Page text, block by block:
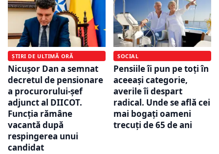
ȘTIRI DE ULTIMĂ ORĂ
Nicușor Dan a semnat
decretul de pensionare
a procurorului-șef
adjunct al DIICOT.
Funcția rămâne
vacantă după
respingerea unui
candidat
SOCIAL
Pensiile îi pun pe toți în
aceeași categorie,
averile îi despart
radical. Unde se află cei
mai bogați oameni
trecuți de 65 de ani